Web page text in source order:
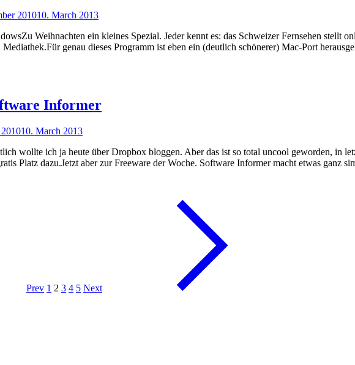
201010. March 2013
Weihnachten ein kleines Spezial. Jeder kennt es: das Schweizer Fernsehen stellt
genau dieses Programm ist eben ein (deutlich schönerer) Mac-Port
Informer
10. March 2013
wollte ich ja heute über Dropbox bloggen. Aber das ist so total uncool geworden, in
Platz dazu.Jetzt aber zur Freeware der Woche. Software Informer macht etwas ganz
Prev 1 2 3 4 5 Next